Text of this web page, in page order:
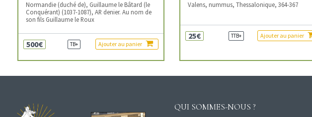
Normandie (duché de), Guillaume le Bâtard (le
Conquérant) (1037-1087), AR denier. Au nom de
son fils Guillaume le Roux
500€ TB+ Ajouter au panier
Valens, nummus, Thessalonique, 364-367
25€ TTB+ Ajouter au panier
QUI SOMMES-NOUS ?